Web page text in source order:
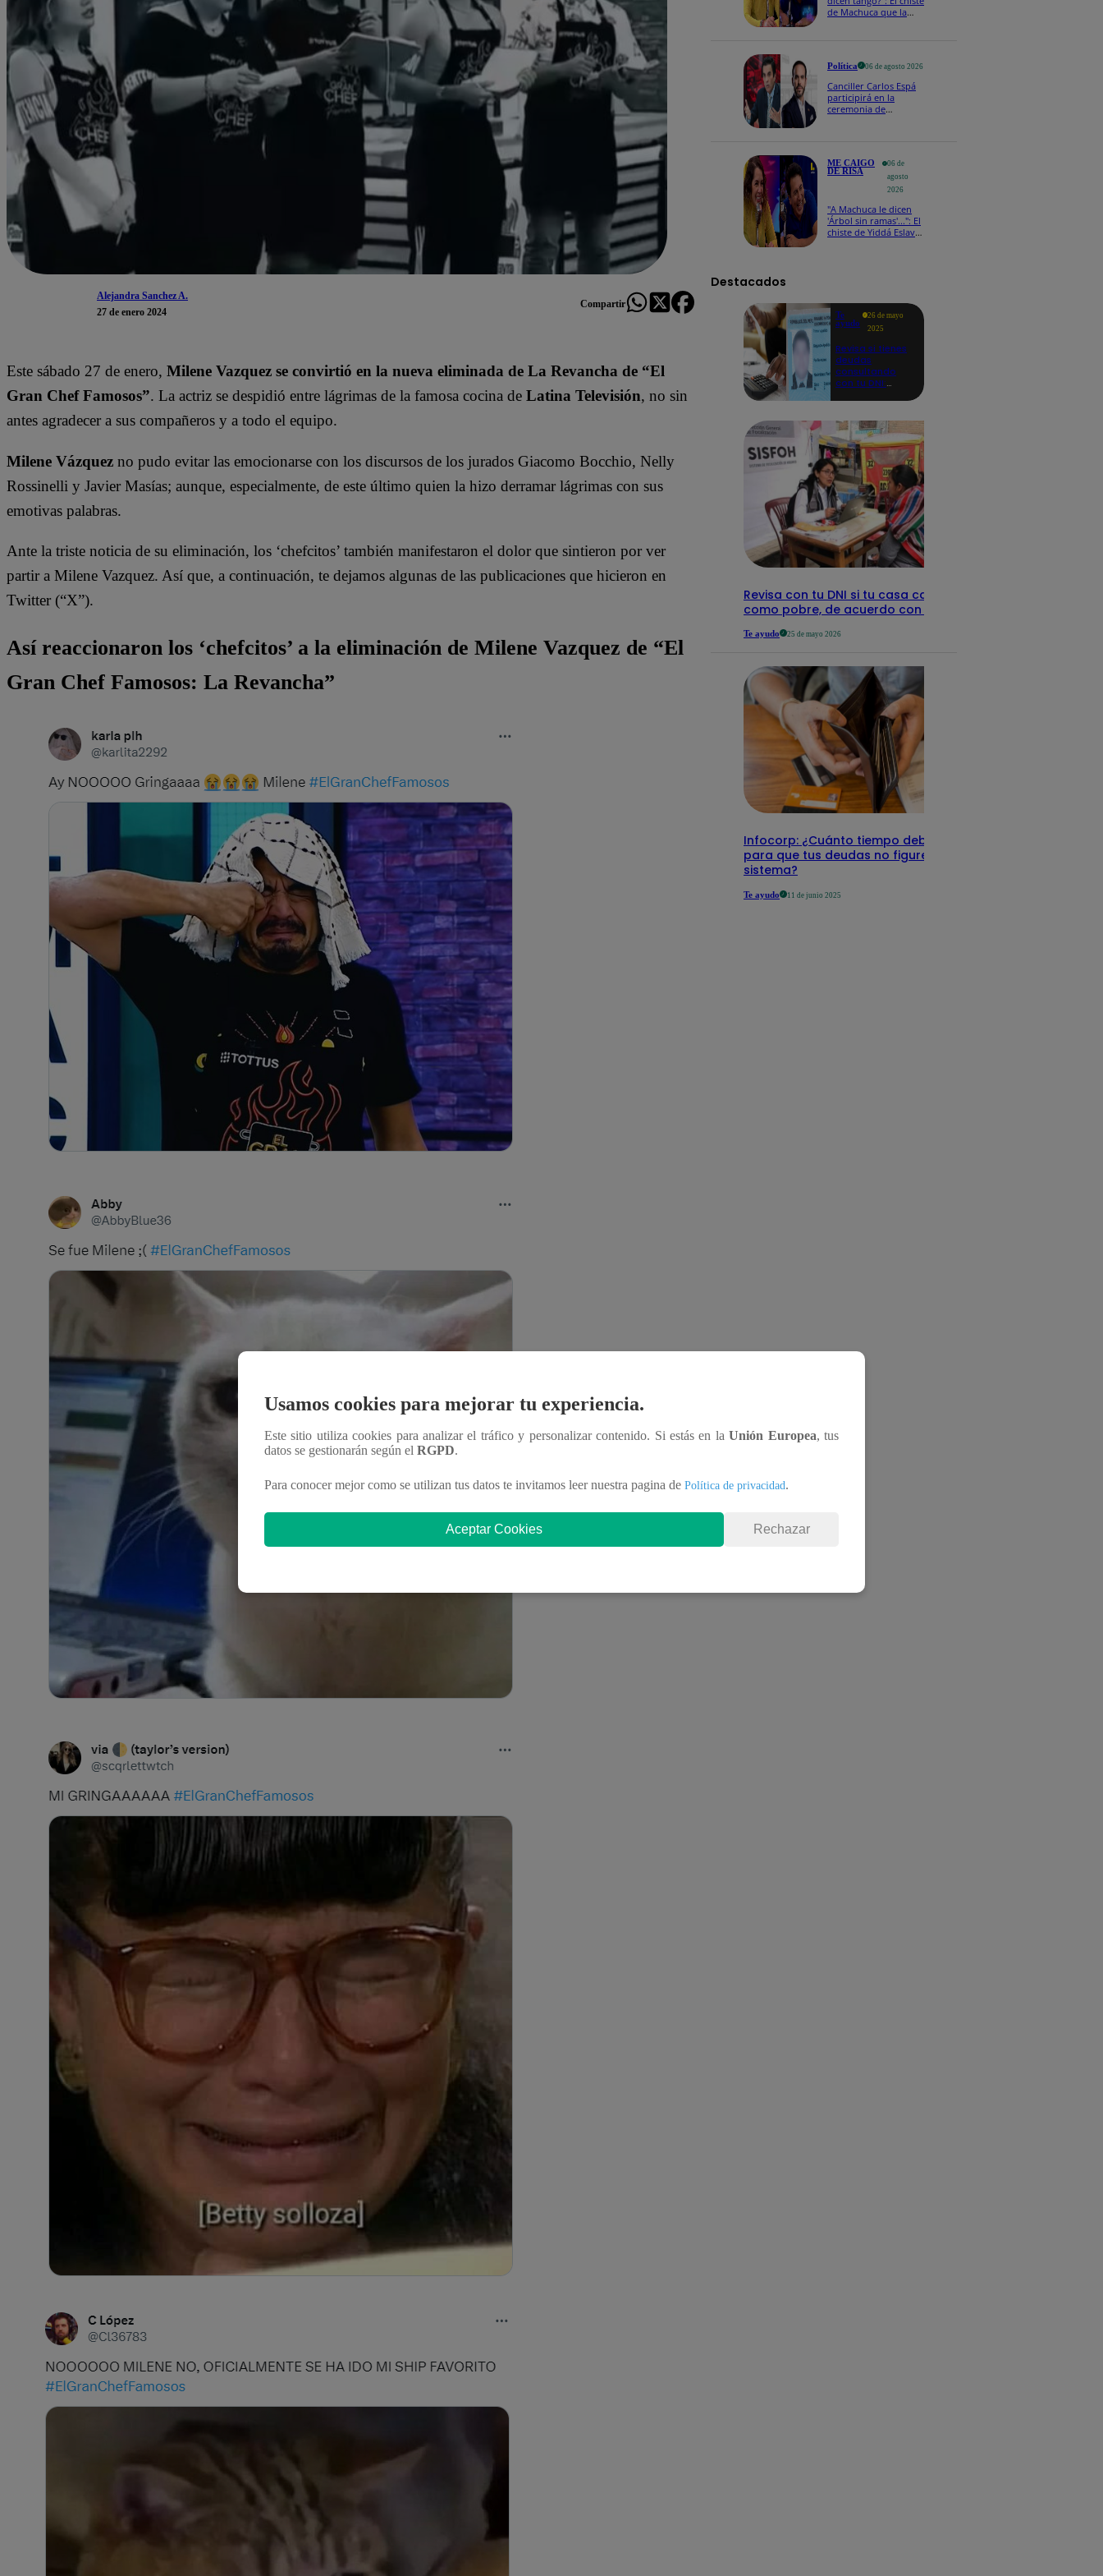
Alejandra Sanchez A.
27 de enero 2024
Compartir
Este sábado 27 de enero, Milene Vazquez se convirtió en la nueva eliminada de La Revancha de “El
Gran Chef Famosos”. La actriz se despidió entre lágrimas de la famosa cocina de Latina Televisión, no sin
antes agradecer a sus compañeros y a todo el equipo.
Milene Vázquez no pudo evitar las emocionarse con los discursos de los jurados Giacomo Bocchio, Nelly
Rossinelli y Javier Masías; aunque, especialmente, de este último quien la hizo derramar lágrimas con sus
emotivas palabras.
Ante la triste noticia de su eliminación, los ‘chefcitos’ también manifestaron el dolor que sintieron por ver
partir a Milene Vazquez. Así que, a continuación, te dejamos algunas de las publicaciones que hicieron en
Twitter (“X”).
Así reaccionaron los ‘chefcitos’ a la eliminación de Milene Vazquez de “El
Gran Chef Famosos: La Revancha”
de Machuca que la
Política 06 de agosto 2026
Canciller Carlos Espá
participirá en la
ceremonia de
ME CAIGO
DE RISA
06 de
agosto
2026
"A Machuca le dicen
'Árbol sin ramas'...": El
chiste de Yiddá Eslava
Destacados
Te
ayudo
26 de mayo
2025
Revisa si tienes
deudas
consultando
con tu DNI:
detalles
Revisa con tu DNI si tu casa califica
como pobre, de acuerdo con el Sisfoh
Te ayudo 25 de mayo 2026
Infocorp: ¿Cuánto tiempo debe pasar
para que tus deudas no figuren en su
sistema?
Te ayudo 11 de junio 2025
Usamos cookies para mejorar tu experiencia.
Este sitio utiliza cookies para analizar el tráfico y personalizar contenido. Si estás en laUnión Europea, tus
datos se gestionarán según el RGPD.
Para conocer mejor como se utilizan tus datos te invitamos leer nuestra pagina de Política de privacidad.
Aceptar Cookies Rechazar